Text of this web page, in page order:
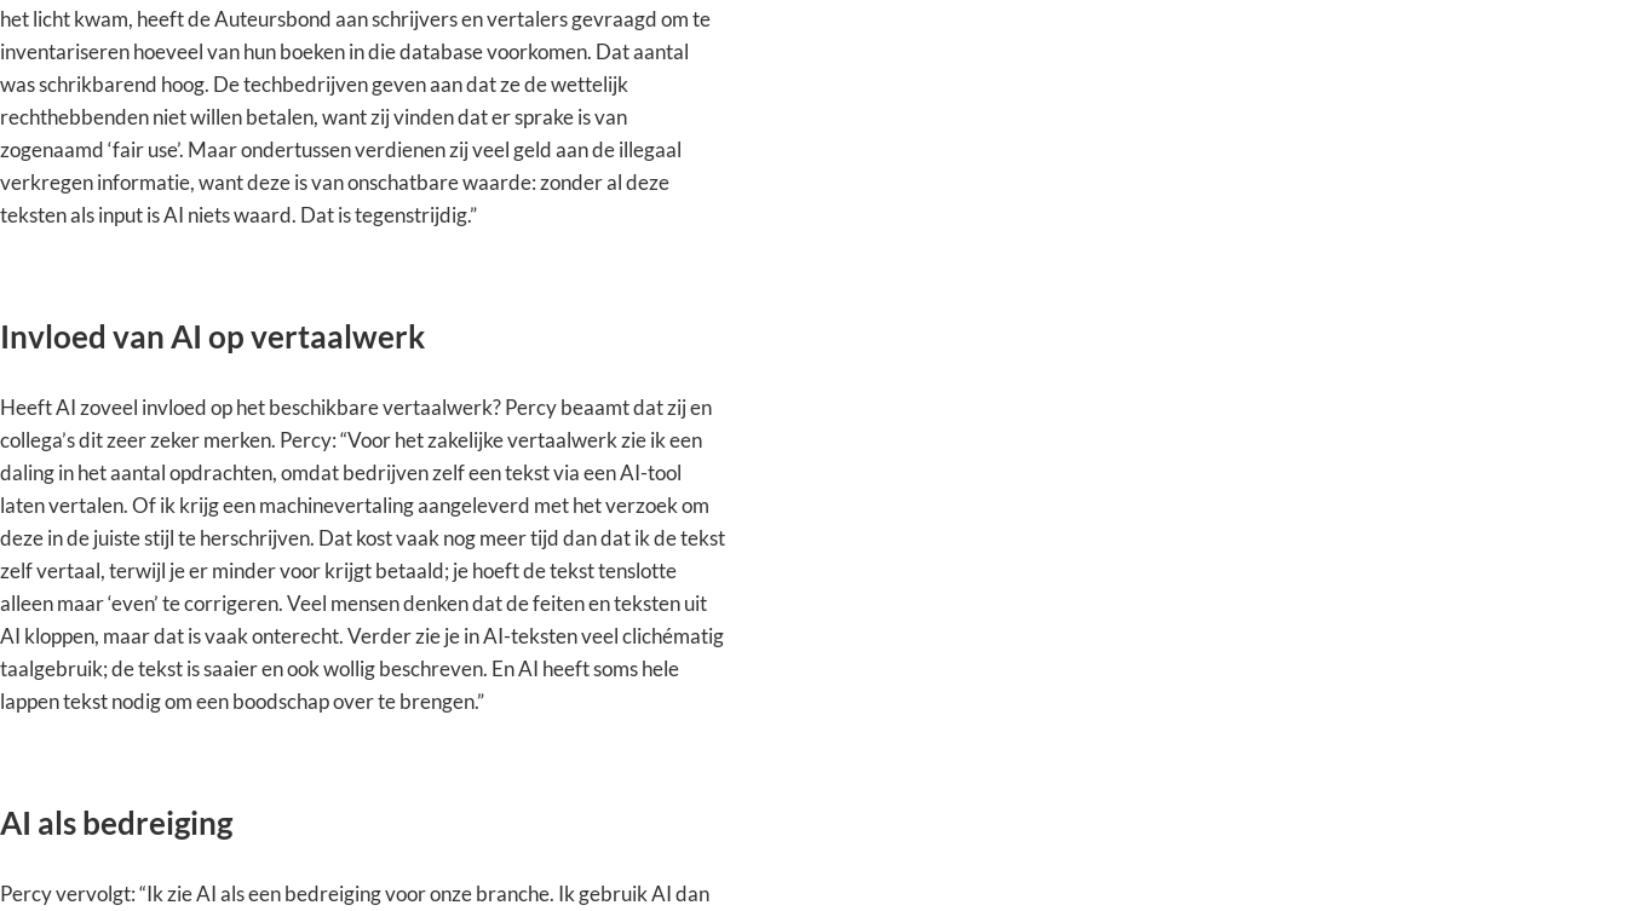
het licht kwam, heeft de Auteursbond aan schrijvers en vertalers gevraagd om te
inventariseren hoeveel van hun boeken in die database voorkomen. Dat aantal
was schrikbarend hoog. De techbedrijven geven aan dat ze de wettelijk
rechthebbenden niet willen betalen, want zij vinden dat er sprake is van
zogenaamd ‘fair use’. Maar ondertussen verdienen zij veel geld aan de illegaal
verkregen informatie, want deze is van onschatbare waarde: zonder al deze
teksten als input is AI niets waard. Dat is tegenstrijdig.”
Invloed van AI op vertaalwerk
Heeft AI zoveel invloed op het beschikbare vertaalwerk? Percy beaamt dat zij en
collega’s dit zeer zeker merken. Percy: “Voor het zakelijke vertaalwerk zie ik een
daling in het aantal opdrachten, omdat bedrijven zelf een tekst via een AI-tool
laten vertalen. Of ik krijg een machinevertaling aangeleverd met het verzoek om
deze in de juiste stijl te herschrijven. Dat kost vaak nog meer tijd dan dat ik de tekst
zelf vertaal, terwijl je er minder voor krijgt betaald; je hoeft de tekst tenslotte
alleen maar ‘even’ te corrigeren. Veel mensen denken dat de feiten en teksten uit
AI kloppen, maar dat is vaak onterecht. Verder zie je in AI-teksten veel clichématig
taalgebruik; de tekst is saaier en ook wollig beschreven. En AI heeft soms hele
lappen tekst nodig om een boodschap over te brengen.”
AI als bedreiging
Percy vervolgt: “Ik zie AI als een bedreiging voor onze branche. Ik gebruik AI dan